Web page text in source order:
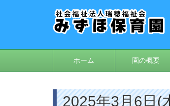
ホーム 園の概要
2025年3月6日